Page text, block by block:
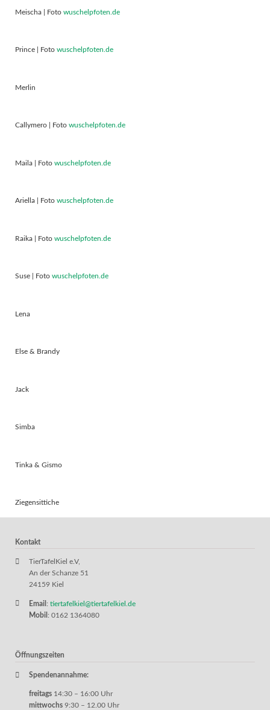
Meischa | Foto wuschelpfoten.de
Prince | Foto wuschelpfoten.de
Merlin
Callymero | Foto wuschelpfoten.de
Maila | Foto wuschelpfoten.de
Ariella | Foto wuschelpfoten.de
Raika | Foto wuschelpfoten.de
Suse | Foto wuschelpfoten.de
Lena
Else & Brandy
Jack
Simba
Tinka & Gismo
Ziegensittiche
Kontakt
TierTafelKiel e.V,
An der Schanze 51
24159 Kiel
Email : tiertafelkiel@tiertafelkiel.de
Mobil : 0162 1364080
Öffnungszeiten
Spendenannahme:
freitags 14:30 – 16:00 Uhr
mittwochs 9:30 – 12.00 Uhr